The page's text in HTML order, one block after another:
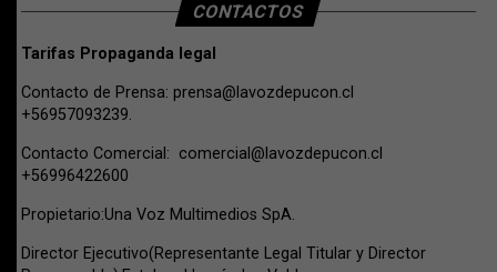
CONTACTOS
Tarifas Propaganda legal
Contacto de Prensa: prensa@lavozdepucon.cl
+56957093239.
Contacto Comercial: comercial@lavozdepucon.cl
+56996422600
Propietario:Una Voz Multimedios SpA.
Director Ejecutivo(Representante Legal Titular y Director